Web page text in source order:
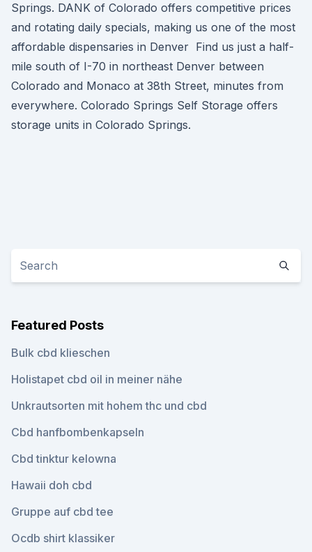
Springs. DANK of Colorado offers competitive prices
and rotating daily specials, making us one of the most
affordable dispensaries in Denver Find us just a half-
mile south of I-70 in northeast Denver between
Colorado and Monaco at 38th Street, minutes from
everywhere. Colorado Springs Self Storage offers
storage units in Colorado Springs.
Featured Posts
Bulk cbd klieschen
Holistapet cbd oil in meiner nähe
Unkrautsorten mit hohem thc und cbd
Cbd hanfbombenkapseln
Cbd tinktur kelowna
Hawaii doh cbd
Gruppe auf cbd tee
Ocdb shirt klassiker